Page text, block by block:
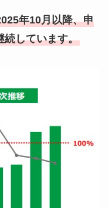
年10月以降、申
続しています。